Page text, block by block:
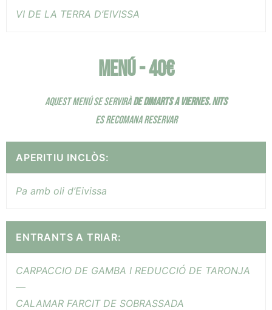
VI DE LA TERRA D’EIVISSA
MENÚ - 40€
AQUEST MENÚ SE SERVIRÀDE DIMARTS A VIERNES.NITS
ES RECOMANA RESERVAR
APERITIU INCLÒS:
Pa amb oli d’Eivissa
ENTRANTS A TRIAR:
CARPACCIO DE GAMBA I REDUCCIÓ DE TARONJA
—
CALAMAR FARCIT DE SOBRASSADA